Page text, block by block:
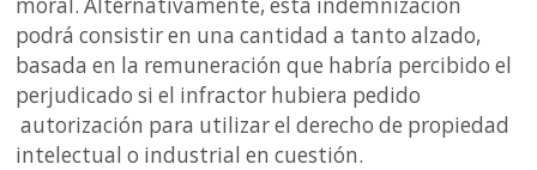
podrá consistir en una cantidad a tanto alzado,
basada en la remuneración que habría percibido el
perjudicado si el infractor hubiera pedido
autorización para utilizar el derecho de propiedad
intelectual o industrial en cuestión.